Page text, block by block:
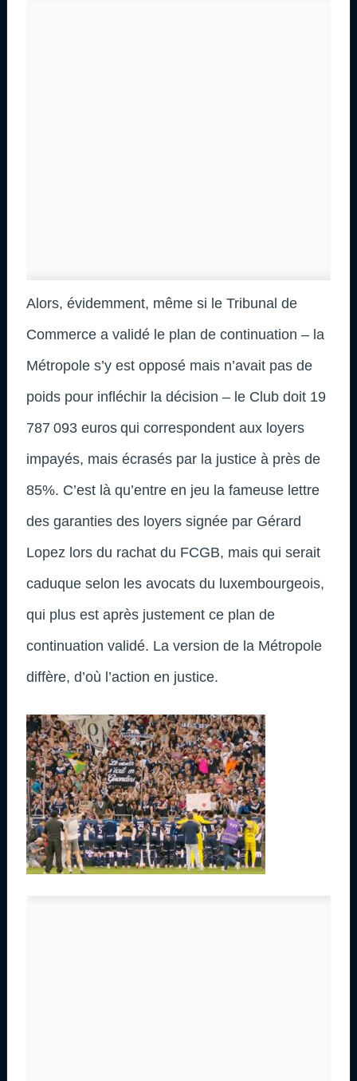
Alors, évidemment, même si le Tribunal de
Commerce a validé le plan de continuation – la
Métropole s’y est opposé mais n’avait pas de
poids pour infléchir la décision – le Club doit 19
787 093 euros qui correspondent aux loyers
impayés, mais écrasés par la justice à près de
85%. C’est là qu’entre en jeu la fameuse lettre
des garanties des loyers signée par Gérard
Lopez lors du rachat du FCGB, mais qui serait
caduque selon les avocats du luxembourgeois,
qui plus est après justement ce plan de
continuation validé. La version de la Métropole
diffère, d’où l’action en justice.